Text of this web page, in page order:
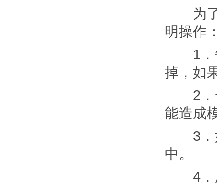
为了
明操作
1．每
掉，如
2．一
能造成
3．如
中。
4．压